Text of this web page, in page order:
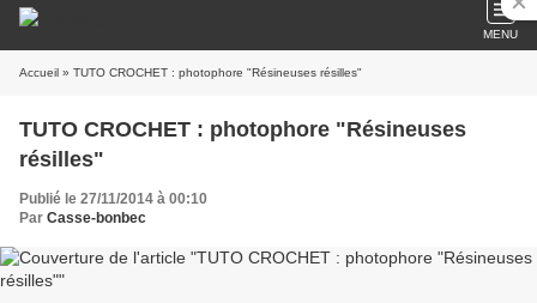
MENU
Accueil » TUTO CROCHET : photophore "Résineuses résilles"
TUTO CROCHET : photophore "Résineuses
résilles"
Publié le 27/11/2014 à 00:10
Par Casse-bonbec